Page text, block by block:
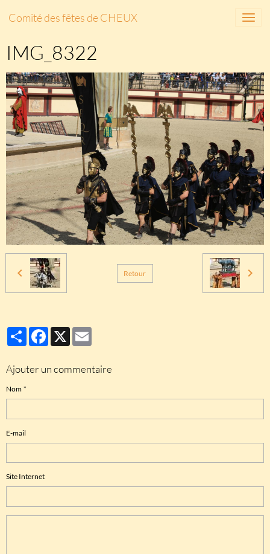
Comité des fêtes de CHEUX
IMG_8322
Retour
PartagerFacebook
X
Ajouter un commentaire
Nom
E-mail
Site Internet